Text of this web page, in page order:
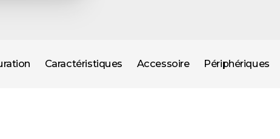
Caractéristiques Accessoire Périphériques